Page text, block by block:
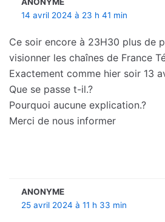
14 avril 2024 à 23 h 41 min
Ce soir encore à 23H30 plus de
visionner les chaînes de France
Exactement comme hier soir 13
Que se passe t-il.?
Pourquoi aucune explication.?
Merci de nous informer
ANONYME
25 avril 2024 à 11 h 33 min